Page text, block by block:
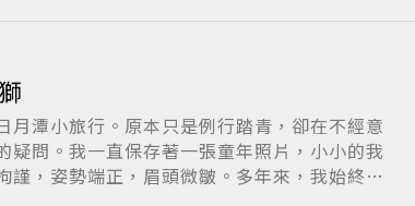
月潭小旅行。原本只是例行踏青，卻在不經意
疑問。我一直保存著一張童年照片，小小的我
謹，姿勢端正，眉頭微皺。多年來，我始終